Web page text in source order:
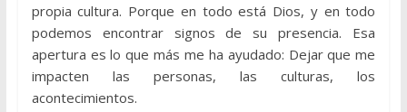
propia cultura. Porque en todo está Dios, y en todo
podemos encontrar signos de su presencia. Esa
apertura es lo que más me ha ayudado: Dejar que me
impacten las personas, las culturas, los
acontecimientos.